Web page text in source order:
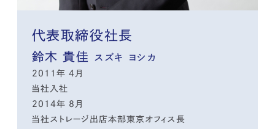
代表取締役社長
鈴木 貴佳 スズキ ヨシカ
2011年 4月
当社入社
2014年 8月
当社ストレージ出店本部東京オフィス長